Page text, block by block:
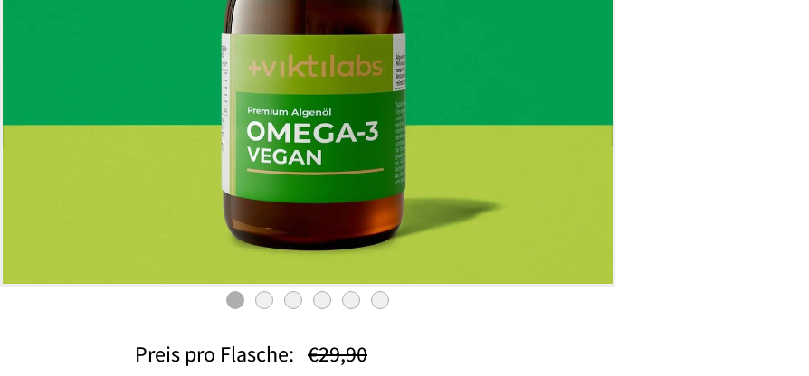
Preis pro Flasche: €29,90